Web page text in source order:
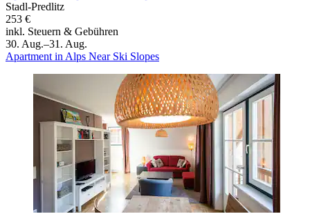
Stadl-Predlitz
253 €
inkl. Steuern & Gebühren
30. Aug.–31. Aug.
Apartment in Alps Near Ski Slopes